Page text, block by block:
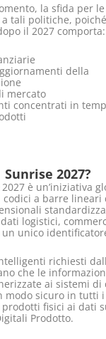
la sfida per
tali politiche,
il 2027 comporta:
della
mercato
concentrati in
Sunrise 2027?
2027 è un’iniziativa
a barre lineari
logistici,
unico
richiesti
che le
ai sistemi di
modo sicuro in tutti
fisici ai dati
Prodotto.